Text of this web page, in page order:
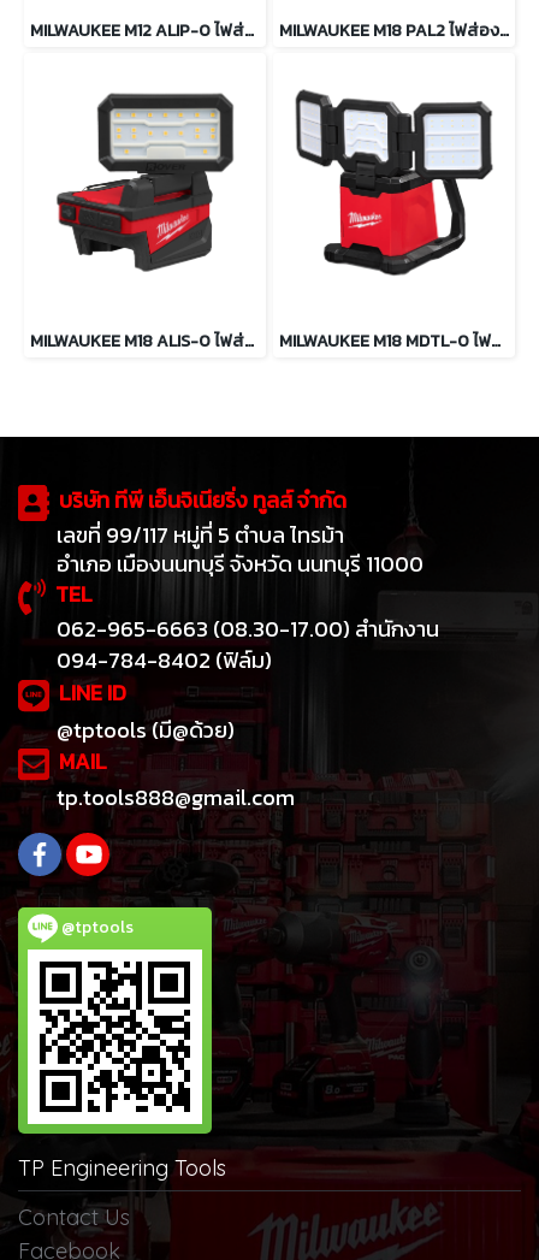
MILWAUKEE M12 ALIP-0 ไฟส่องพื้นที่ PACKOUT MILWAUKEE M18 PAL2 ไฟส่องพื้นที่ปรับมุมโคม สว่าง 2000 ลูเมน
MILWAUKEE M18 ALIS-0 ไฟส่องทำงานแบบพกพา+USB MILWAUKEE M18 MDTL-0 ไฟส่องทำงานแบบหลายทิศทาง 4500 ลูเมน
บริษัท ทีพี เอ็นจิเนียริ่ง ทูลส์ จำกัด
เลขที่ 99/117 หมู่ที่ 5 ตำบล ไทรม้า
อำเภอ เมืองนนทบุรี จังหวัด นนทบุรี 11000
TEL
062-965-6663 (08.30-17.00) สำนักงาน
094-784-8402 (ฟิล์ม)
LINE ID
@tptools (มี@ด้วย)
MAIL
tp.tools888@gmail.com
@tptools
TP Engineering Tools
Contact Us
Facebook